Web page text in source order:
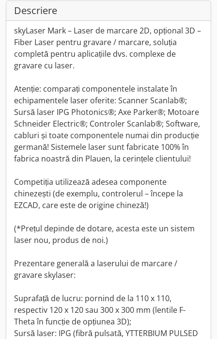
Descriere
skyLaser Mark – Laser de marcare 2D, opțional 3D –
Fiber Laser pentru gravare / marcare, soluția
completă pentru aplicațiile dvs. complexe de
gravare cu laser.
Atenție: comparați componentele instalate în
echipamentele laser oferite: Scanner Scanlab®;
Sursă laser IPG Photonics®; Axe Parker®; Motoare
Schneider Electric®; Controler Scanlab®; Software,
cabluri și toate componentele numai din producție
germană! Sistemele laser sunt fabricate 100% în
fabrica noastră din Plauen, la cerințele clientului!
Competiția utilizează adesea componente
chinezești (de exemplu, controlerul – începe la
EZCAD, care este de origine chineză!)
(*Prețul depinde de dotare, acesta este un sistem
laser nou, produs de noi.)
Prezentare generală a laserului de marcare /
gravare skylaser:
Suprafață de lucru: pornind de la 110 x 110,
respectiv 120 x 120 sau 300 x 300 mm (lentile F-
Theta în funcție de opțiunea 3D);
Sursă laser: IPG (fibră pulsată, YTTERBIUM PULSED